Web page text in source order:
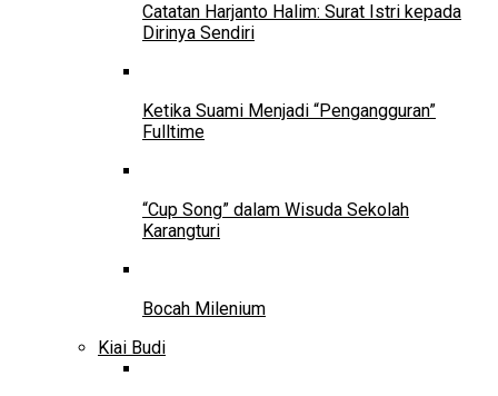
Catatan Harjanto Halim: Surat Istri kepada
Dirinya Sendiri
Ketika Suami Menjadi “Pengangguran”
Fulltime
“Cup Song” dalam Wisuda Sekolah
Karangturi
Bocah Milenium
Kiai Budi